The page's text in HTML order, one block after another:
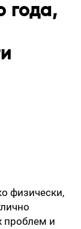
года,
физически,
проблем и